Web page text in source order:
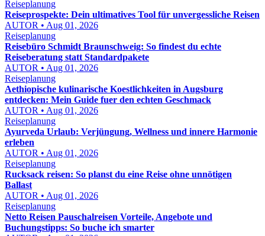
Reiseplanung
Reiseprospekte: Dein ultimatives Tool für unvergessliche Reisen
AUTOR • Aug 01, 2026
Reiseplanung
Reisebüro Schmidt Braunschweig: So findest du echte
Reiseberatung statt Standardpakete
AUTOR • Aug 01, 2026
Reiseplanung
Aethiopische kulinarische Koestlichkeiten in Augsburg
entdecken: Mein Guide fuer den echten Geschmack
AUTOR • Aug 01, 2026
Reiseplanung
Ayurveda Urlaub: Verjüngung, Wellness und innere Harmonie
erleben
AUTOR • Aug 01, 2026
Reiseplanung
Rucksack reisen: So planst du eine Reise ohne unnötigen
Ballast
AUTOR • Aug 01, 2026
Reiseplanung
Netto Reisen Pauschalreisen Vorteile, Angebote und
Buchungstipps: So buche ich smarter